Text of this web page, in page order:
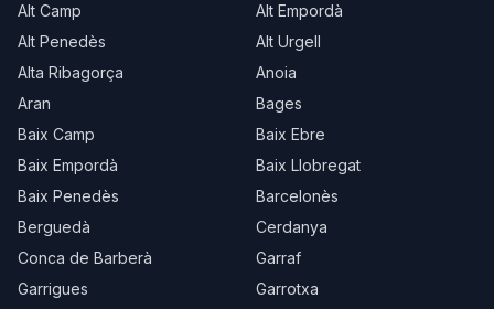
Alt Camp
Alt Empordà
Alt Penedès
Alt Urgell
Alta Ribagorça
Anoia
Aran
Bages
Baix Camp
Baix Ebre
Baix Empordà
Baix Llobregat
Baix Penedès
Barcelonès
Berguedà
Cerdanya
Conca de Barberà
Garraf
Garrigues
Garrotxa